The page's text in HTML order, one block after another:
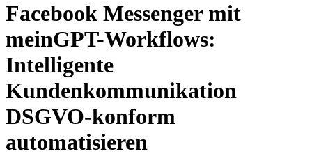
Facebook Messenger mit
meinGPT-Workflows:
Intelligente
Kundenkommunikation
DSGVO-konform
automatisieren